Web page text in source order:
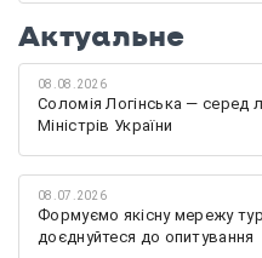
Актуальне
08.08.2026
Соломія Логінська — серед
Міністрів України
08.07.2026
Формуємо якісну мережу
доєднуйтеся до опитування